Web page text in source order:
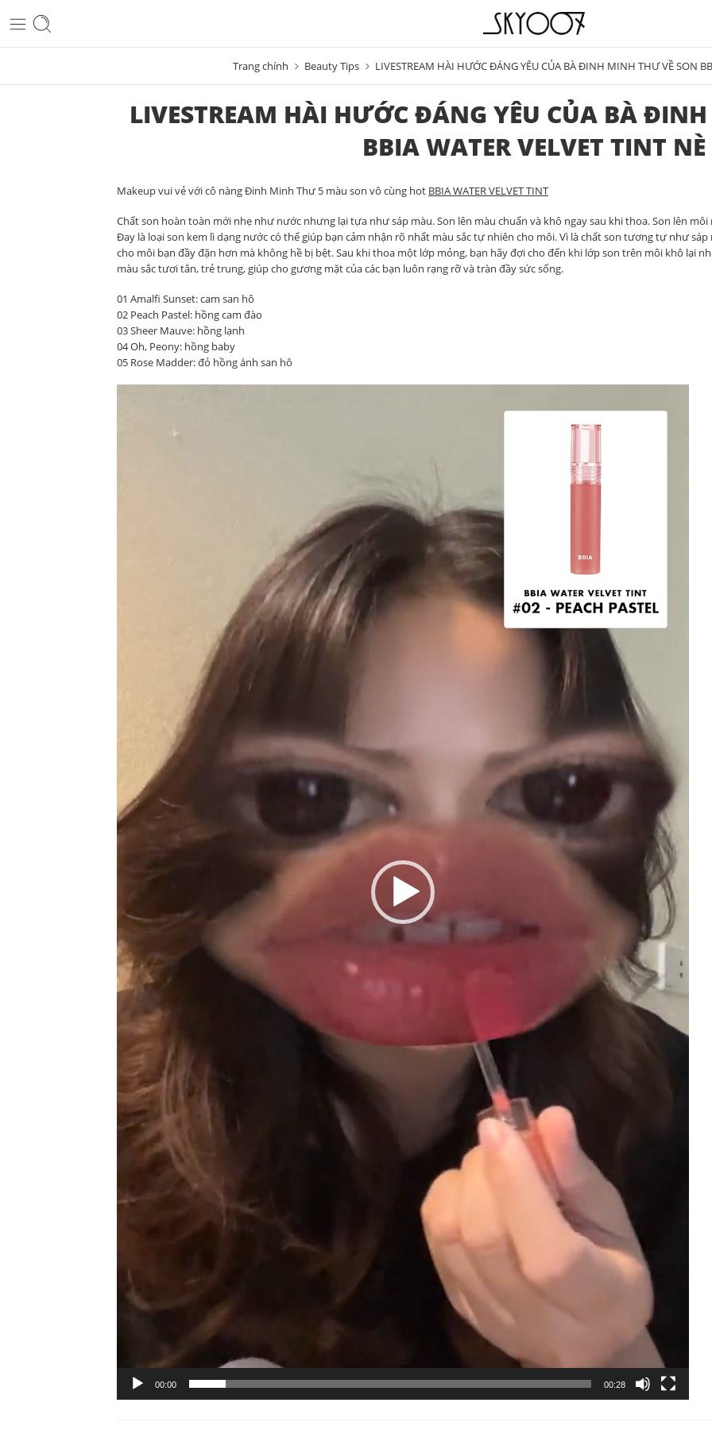
Trang chính Beauty Tips LIVESTREAM HÀI HƯỚC ĐÁNG YÊU CỦA BÀ ĐINH MINH THƯ VỀ SON
LIVESTREAM HÀI HƯỚC ĐÁNG YÊU CỦA BÀ
BBIA WATER VELVET TINT NÈ
Makeup vui vẻ với cô nàng Đinh Minh Thư 5 màu son vô cùng hot BBIA WATER VELVET TINT
Chất son hoàn toàn mới nhẹ như nước nhưng lại tựa như sáp màu. Son lên màu chuẩn và khô ngay sau khi thoa. Son lên
Đay là loại son kem lì dạng nước có thể giúp bạn cảm nhận rõ nhất màu sắc tự nhiên cho môi. Vì là chất son tương tự như
cho môi bạn đầy đặn hơn mà không hề bị bệt. Sau khi thoa một lớp mỏng, bạn hãy đợi cho đến khi lớp son trên môi khô lại
màu sắc tươi tắn, trẻ trung, giúp cho gương mặt của các bạn luôn rạng rỡ và tràn đầy sức sống.
01 Amalfi Sunset: cam san hô
02 Peach Pastel: hồng cam đào
03 Sheer Mauve: hồng lạnh
04 Oh, Peony: hồng baby
05 Rose Madder: đỏ hồng ánh san hô
00:00 00:28